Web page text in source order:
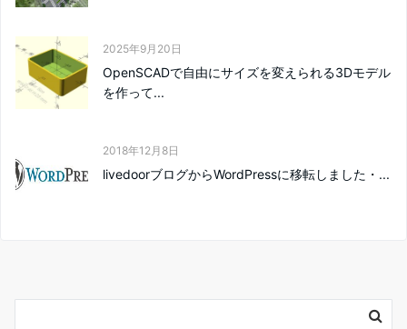
2025年9月20日
OpenSCADで自由にサイズを変えられる3Dモデル
を作って...
2018年12月8日
livedoorブログからWordPressに移転しました・...